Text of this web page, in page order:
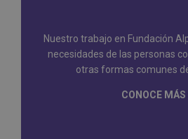
Nuestro trabajo en Fundación
necesidades de las personas
otras formas comunes
CONOCE MÁS